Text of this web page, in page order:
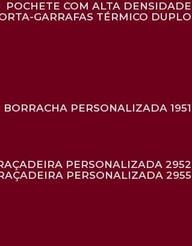
POCHETE COM ALTA DENSIDADE
GARRAFAS TÉRMICO DUPLO
BORRACHA PERSONALIZADA 1951
PERSONALIZADA 2952
PERSONALIZADA 2955